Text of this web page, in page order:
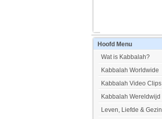
Hoofd Menu
Wat is Kabbalah?
Kabbalah Worldwide
Kabbalah Video Clips
Kabbalah Wereldwijd
Leven, Liefde & Gezin